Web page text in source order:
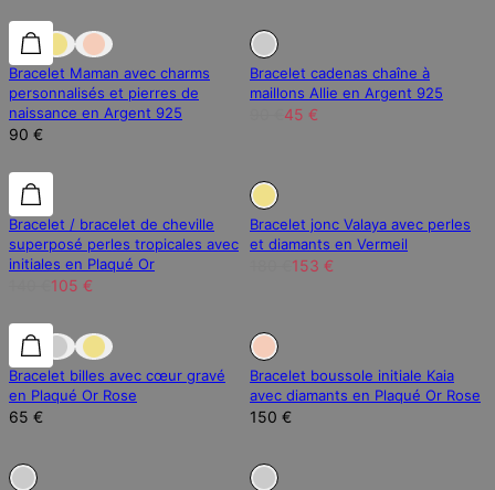
Bracelet Maman avec charms
personnalisés et pierres de
naissance en Argent 925
90 €
En Rupture de Stock
Bracelet cadenas chaîne à
maillons Allie en Argent 925
45 €
25% de réduction 25% de réduction
Bracelet / bracelet de cheville
superposé perles tropicales avec
initiales en Plaqué Or
105 €
En Rupture de Stock
Bracelet jonc Valaya avec perles
et diamants en Vermeil
153 €
Bracelet billes avec cœur gravé
en Plaqué Or Rose
65 €
En Rupture de Stock
Bracelet boussole initiale Kaia
avec diamants en Plaqué Or Rose
150 €
En Rupture de Stock En Rupture de Stock
En Rupture de Stock